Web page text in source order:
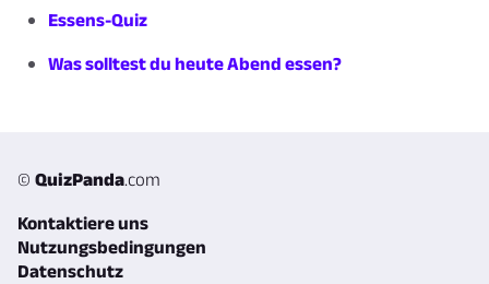
Essens-Quiz
Was solltest du heute Abend essen?
© QuizPanda.com
Kontaktiere uns
Nutzungsbedingungen
Datenschutz